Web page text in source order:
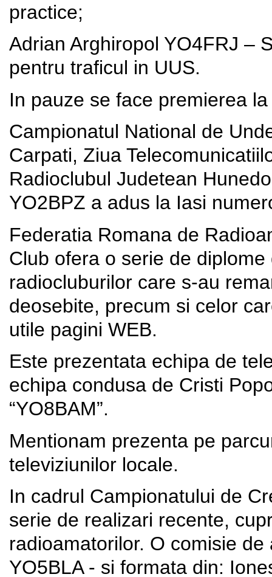
practice;
Adrian Arghiropol YO4FRJ –
pentru traficul in UUS.
In pauze se face premierea
Campionatul National de
Carpati, Ziua
Radioclubul Judetean
YO2BPZ a adus la Iasi
Federatia Romana de
Club ofera o serie de
radiocluburilor care s-au
deosebite, precum si celor
utile pagini WEB.
Este prezentata echipa de
echipa condusa de Cristi
“YO8BAM”.
Mentionam prezenta pe
televiziunilor locale.
In cadrul Campionatului de
serie de realizari recente,
radioamatorilor. O comisie
YO5BLA - si formata din: